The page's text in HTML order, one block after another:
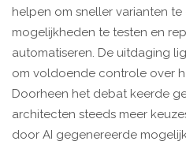
helpen om sneller varianten
mogelijkheden te testen en
automatiseren. De uitdaging
om voldoende controle over
Doorheen het debat keerde
architecten steeds meer
door AI gegenereerde